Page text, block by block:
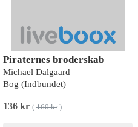
Piraternes broderskab
Michael Dalgaard
Bog (Indbundet)
136 kr ( 160 kr)